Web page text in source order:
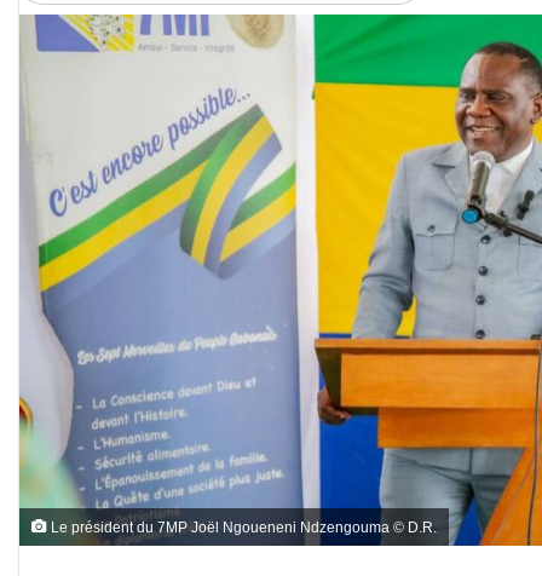
Le président du 7MP Joël Ngoueneni Ndzengouma © D.R.